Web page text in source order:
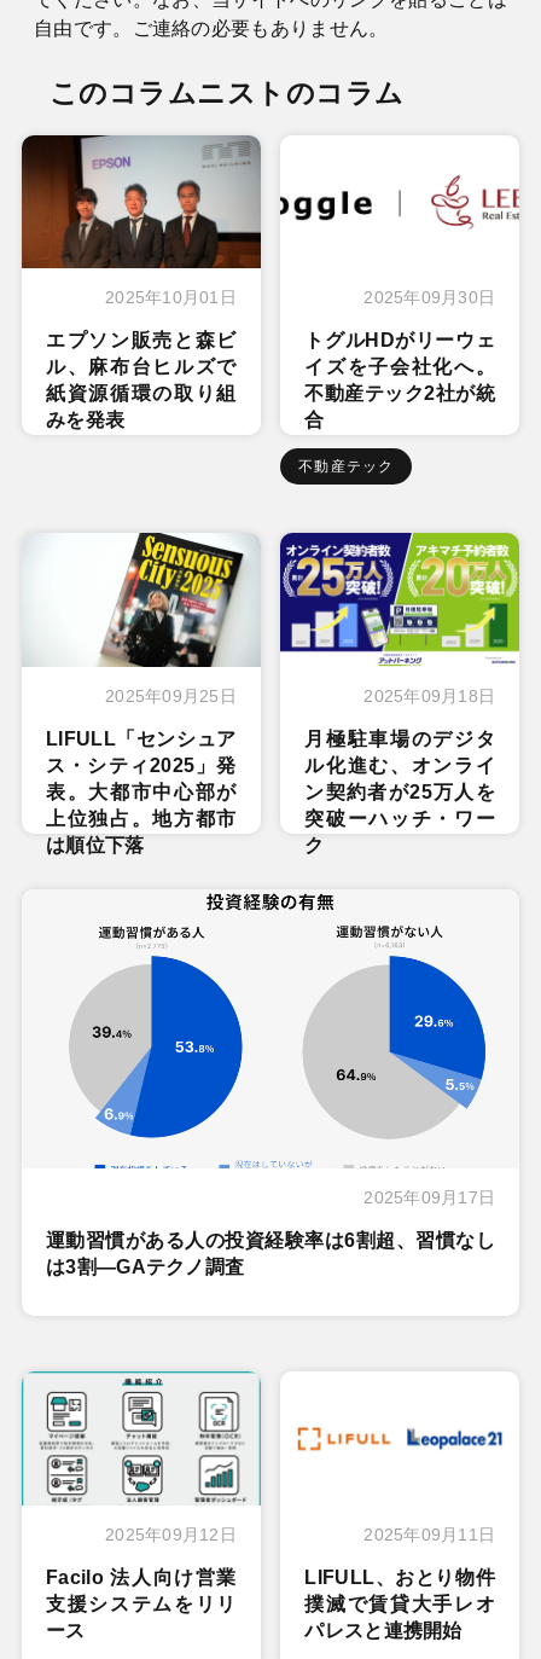
自由です。ご連絡の必要もありません。
このコラムニストのコラム
2025年10月01日
エプソン販売と森ビ
ル、麻布台ヒルズで
紙資源循環の取り組
みを発表
2025年09月30日
トグルHDがリーウェ
イズを子会社化へ。
不動産テック2社が統
合
不動産テック
2025年09月25日
LIFULL「センシュア
ス・シティ2025」発
表。大都市中心部が
上位独占。地方都市
は順位下落
2025年09月18日
月極駐車場のデジタ
ル化進む、オンライ
ン契約者が25万人を
突破ーハッチ・ワー
ク
2025年09月17日
運動習慣がある人の投資経験率は6割超、習慣なし
は3割―GAテクノ調査
2025年09月12日
Facilo 法人向け営業
支援システムをリリ
ース
2025年09月11日
LIFULL、おとり物件
撲滅で賃貸大手レオ
パレスと連携開始